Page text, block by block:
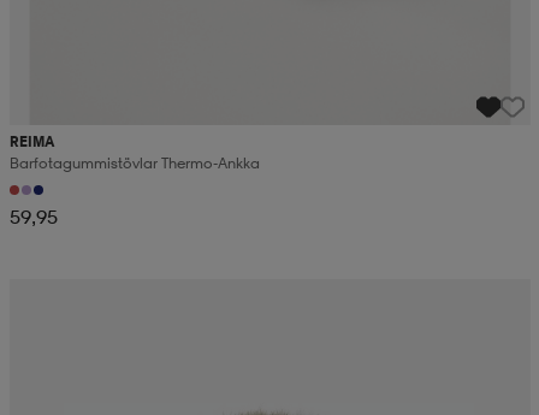
REIMA
Barfotagummistövlar Thermo-Ankka
59,95